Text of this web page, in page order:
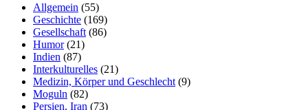
Allgemein (55)
Geschichte (169)
Gesellschaft (86)
Humor(21)
Indien (87)
Interkulturelles (21)
Medizin, Körper und Geschlecht (9)
Moguln (82)
Persien, Iran (73)